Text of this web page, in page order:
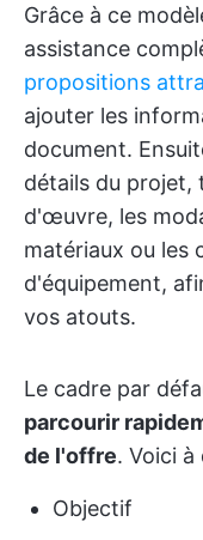
Grâce à ce
assistance
propositions
ajouter les
document.
détails du projet,
d'œuvre, les
matériaux ou les
d'équipement,
vos atouts.
Le cadre par
parcourir
de l'offre. Voici
Objectif